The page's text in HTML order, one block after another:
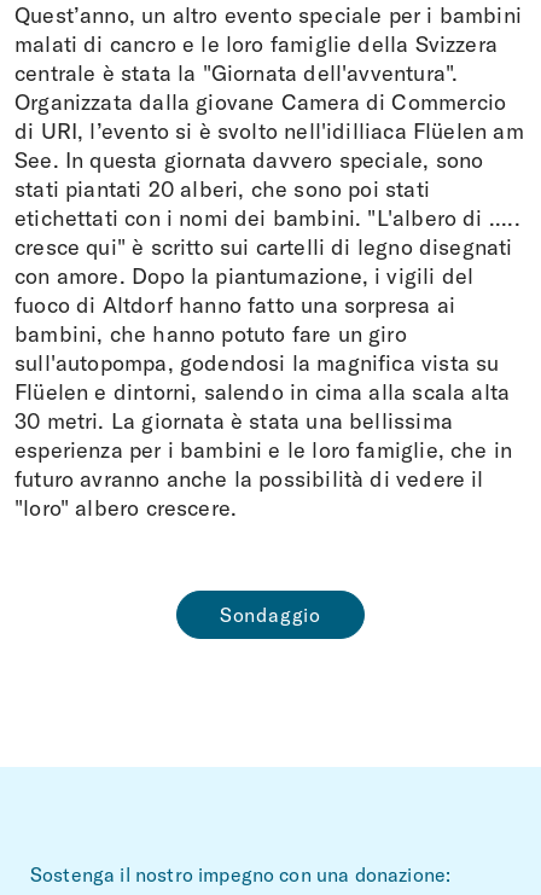
Quest’anno, un altro evento speciale per i bambini
malati di cancro e le loro famiglie della Svizzera
centrale è stata la "Giornata dell'avventura".
Organizzata dalla giovane Camera di Commercio
di URI, l’evento si è svolto nell'idilliaca Flüelen am
See. In questa giornata davvero speciale, sono
stati piantati 20 alberi, che sono poi stati
etichettati con i nomi dei bambini. "L'albero di .....
cresce qui" è scritto sui cartelli di legno disegnati
con amore. Dopo la piantumazione, i vigili del
fuoco di Altdorf hanno fatto una sorpresa ai
bambini, che hanno potuto fare un giro
sull'autopompa, godendosi la magnifica vista su
Flüelen e dintorni, salendo in cima alla scala alta
30 metri. La giornata è stata una bellissima
esperienza per i bambini e le loro famiglie, che in
futuro avranno anche la possibilità di vedere il
"loro" albero crescere.
Sondaggio
Sostenga il nostro impegno con una donazione: